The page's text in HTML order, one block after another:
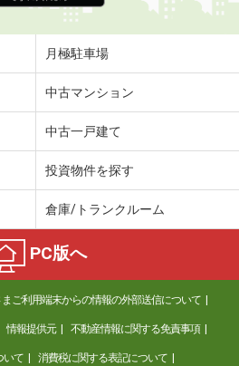
三重県津市広明町
10.90万円
9.80万円
三重県津市広明町
42.34m²
1LDK
月極駐車場
中古マンション
中古一戸建て
投資物件を探す
倉庫/トランクルーム
PC版へ
まご利用端末からの情報の外部送信について
情報提供元 不動産情報に関する免責事項
いて 消費税に関する表記について